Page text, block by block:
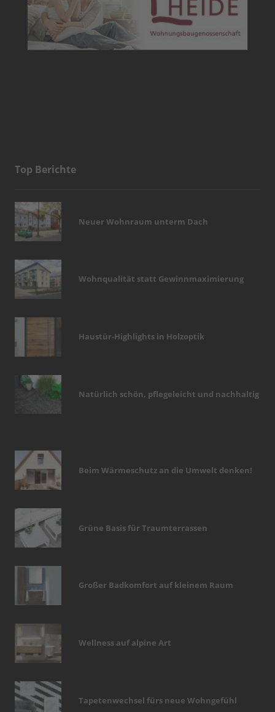
Top Berichte
Neuer Wohnraum unterm Dach
Wohnqualität statt Gewinnmaximierung
Haustür-Highlights in Holzoptik
Natürlich schön, pflegeleicht und nachhaltig
Beim Wärmeschutz an die Umwelt denken!
Grüne Basis für Traumterrassen
Großer Badkomfort auf kleinem Raum
Wellness auf alpine Art
Tapetenwechsel fürs neue Wohngefühl